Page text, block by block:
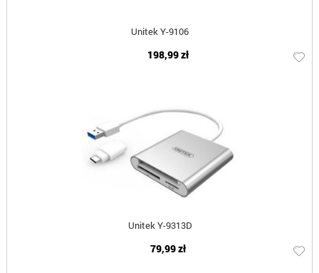
Unitek Y-9106
198,99 zł
Unitek Y-9313D
79,99 zł